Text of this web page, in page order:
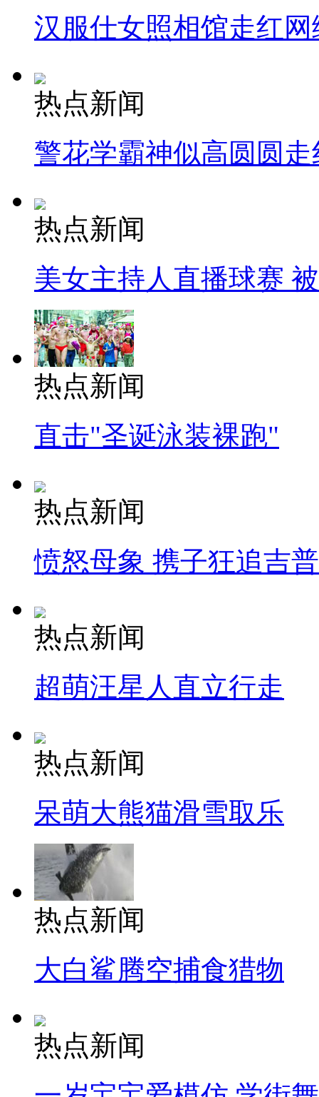
汉服仕女照相馆走红网
热点新闻
警花学霸神似高圆圆走
热点新闻
美女主持人直播球赛
热点新闻
直击"圣诞泳装裸跑"
热点新闻
愤怒母象 携子狂追吉
热点新闻
超萌汪星人直立行走
热点新闻
呆萌大熊猫滑雪取乐
热点新闻
大白鲨腾空捕食猎物
热点新闻